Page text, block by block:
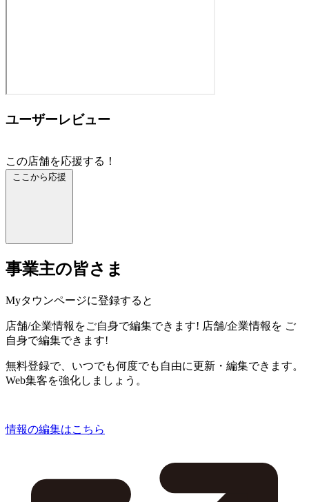
ユーザーレビュー
この店舗を応援する！
ここから応援
事業主の皆さま
Myタウンページに登録すると
店舗/企業情報をご自身で編集できます! 店舗/企業情報を ご
自身で編集できます!
無料登録で、いつでも何度でも自由に更新・編集できます。
Web集客を強化しましょう。
情報の編集はこちら